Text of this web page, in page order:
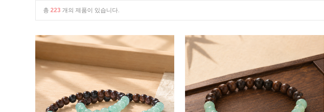
귀걸이
반지
세트
실버주얼리
이니셜
종교
진주/원석
볼드형
진주/원석
총 223 개의 제품이 있습니다.